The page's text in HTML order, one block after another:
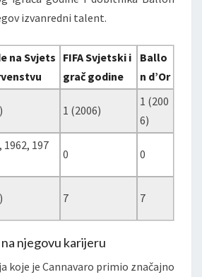
izvanredni talent.
na Svjets FIFA Svjetski i
grač godine
Ballo
n d’Or
1 (2006)
1 (200
6)
1962, 197
0 0
7 7
njegovu karijeru
koje je Cannavaro primio značajno